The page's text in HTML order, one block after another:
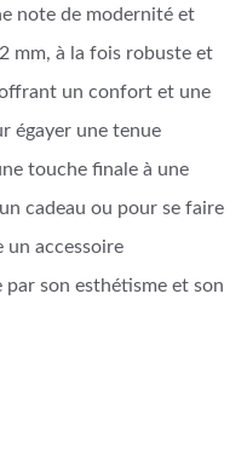
note de modernité et
mm, à la fois robuste et
un confort et une
égayer une tenue
touche finale à une
cadeau ou pour se faire
un accessoire
son esthétisme et son